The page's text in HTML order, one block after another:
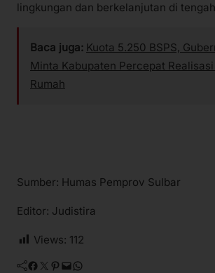
lingkungan dan berkelanjutan di
Baca juga: Kuota 5.250 BSPS,
Minta Kabupaten Percepat
Rumah
Sumber: Humas Pemprov Sulbar
Editor: Judistira
Views: 112
Facebook Twitter Pinterest Mail WhatsApp